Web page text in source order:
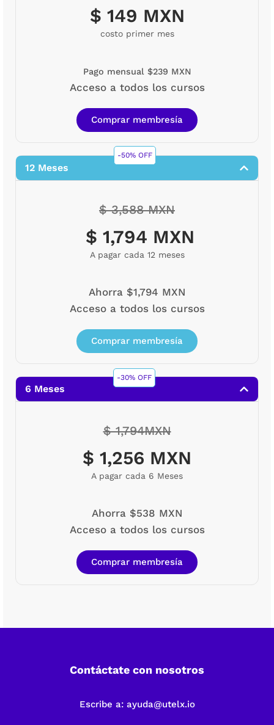
$ 149 MXN
costo primer mes
Pago mensual $239 MXN
Acceso a todos los cursos
Comprar membresía
-50% OFF
12 Meses
$ 3,588 MXN
$ 1,794 MXN
A pagar cada 12 meses
Ahorra $1,794 MXN
Acceso a todos los cursos
Comprar membresía
-30% OFF
6 Meses
$ 1,794MXN
$ 1,256 MXN
A pagar cada 6 Meses
Ahorra $538 MXN
Acceso a todos los cursos
Comprar membresía
Contáctate con nosotros
Escribe a: ayuda@utelx.io